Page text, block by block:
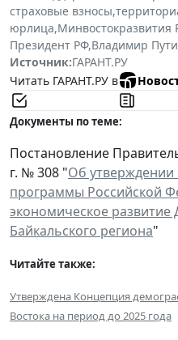
страховые взносы,
юрлица,Минвостокразвития
Президент РФ,Владимир
Источник:ГАРАНТ.РУ
Читать ГАРАНТ.РУ в
Документы по теме:
Постановление
г. № 308 "Об утверждении
программы Российской
экономическое развитие
Байкальского региона"
Читайте также:
Утверждена Концепция
Востока на период до 2025 года